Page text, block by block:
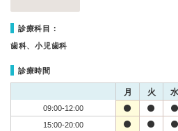
診療科目：
歯科、小児歯科
診療時間
月 火 水
09:00-12:00
15:00-20:00